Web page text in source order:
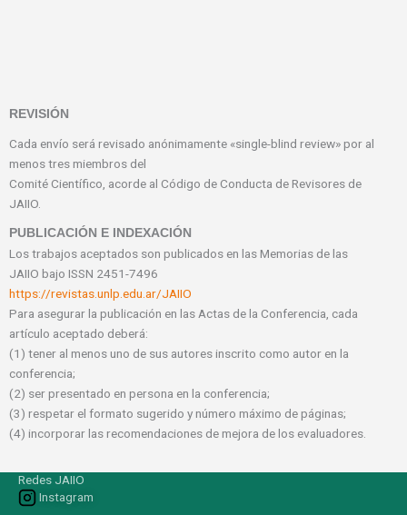
REVISIÓN
Cada envío será revisado anónimamente «single-blind review» por al
menos tres miembros del
Comité Científico, acorde al Código de Conducta de Revisores de
JAIIO.
PUBLICACIÓN E INDEXACIÓN
Los trabajos aceptados son publicados en las Memorias de las
JAIIO bajo ISSN 2451-7496
https://revistas.unlp.edu.ar/JAIIO
Para asegurar la publicación en las Actas de la Conferencia, cada
artículo aceptado deberá:
(1) tener al menos uno de sus autores inscrito como autor en la
conferencia;
(2) ser presentado en persona en la conferencia;
(3) respetar el formato sugerido y número máximo de páginas;
(4) incorporar las recomendaciones de mejora de los evaluadores.
Redes JAIIO
Instagram